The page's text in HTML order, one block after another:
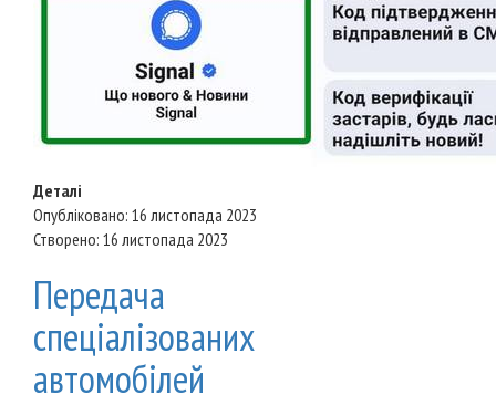
Деталі
Опубліковано: 16 листопада 2023
Створено: 16 листопада 2023
Передача
спеціалізованих
автомобілей